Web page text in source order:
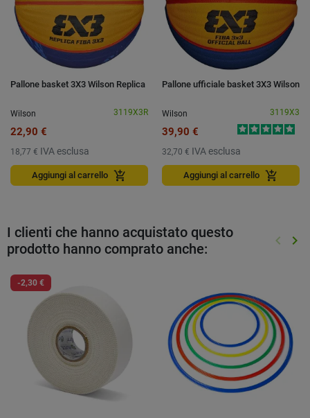
Pallone basket 3X3 Wilson Replica
Wilson 3119X3R
22,90 €
18,77 € IVA esclusa
Aggiungi al carrello add_shopping_cart
Pallone ufficiale basket 3X3 Wilson
Wilson 3119X3
39,90 €
32,70 € IVA esclusa
Aggiungi al carrello add_shopping_cart
I clienti che hanno acquistato questo
prodotto hanno comprato anche:
keyboard_arrow_left keyboard_arrow_right
-2,30 €